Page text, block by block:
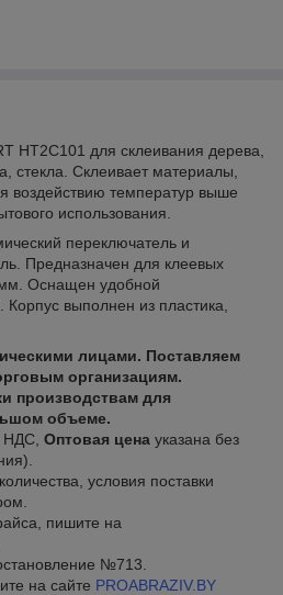
HT2C101 для склеивания дерева,
стекла. Склеивает материалы,
воздействию температур выше
использования.
переключатель и
Предназначен для клеевых
Оснащен удобной
Корпус выполнен из пластика,
лицами. Поставляем
организациям.
производствам для
объеме.
НДС, Оптовая цена указана без
условия поставки
пишите на
№713.
на сайте PROABRAZIV.BY